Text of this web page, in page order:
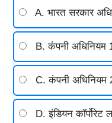
A. भारत सरकार
B. कंपनी अधिनियम
C. कंपनी अधिनियम
D. इंडियन कॉर्पोरेट